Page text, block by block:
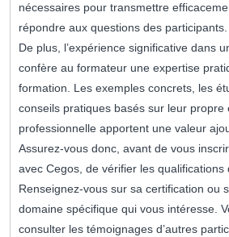
nécessaires pour transmettre
répondre aux questions des participants.
De plus, l’expérience significative dans
confère au formateur une expertise
formation. Les exemples concrets, les
conseils pratiques basés sur leur propre
professionnelle apportent une valeur
Assurez-vous donc, avant de vous
avec Cegos, de vérifier les qualifications
Renseignez-vous sur sa certification ou
domaine spécifique qui vous intéresse.
consulter les témoignages d’autres